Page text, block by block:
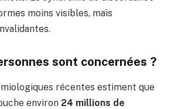
moins visibles, mais
sont concernées ?
récentes estiment que
environ 24 millions de